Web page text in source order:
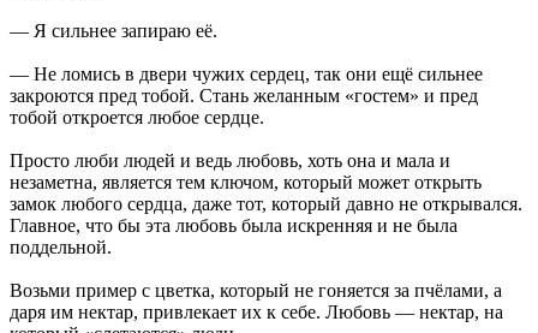
— Я сильнее запираю её.
— Не ломись в двери чужих сердец, так они ещё сильнее
закроются пред тобой. Стань желанным «гостем» и пред
тобой откроется любое сердце.
Просто люби людей и ведь любовь, хоть она и мала и
незаметна, является тем ключом, который может открыть
замок любого сердца, даже тот, который давно не открывался.
Главное, что бы эта любовь была искренняя и не была
поддельной.
Возьми пример с цветка, который не гоняется за пчёлами, а
даря им нектар, привлекает их к себе. Любовь — нектар, на